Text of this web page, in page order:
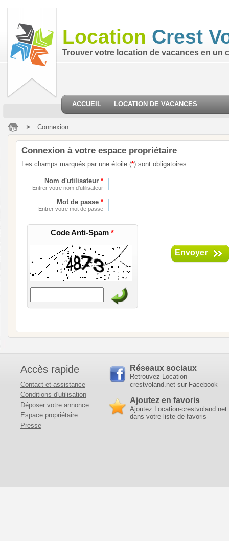
Location Crest
Trouver votre location de vacances en un
ACCUEIL LOCATION DE VACANCES
Connexion
Connexion à votre espace propriétaire
Les champs marqués par une étoile (*) sont obligatoires.
Nom d'utilisateur *
Entrer votre nom d'utilisateur
Mot de passe *
Entrer votre mot de passe
Code Anti-Spam *
Envoyer
Accès rapide
Contact et assistance
Conditions d'utilisation
Déposer votre annonce
Espace propriétaire
Presse
Réseaux sociaux
Retrouvez Location-
crestvoland.net sur Facebook
Ajoutez en favoris
Ajoutez Location-crestvoland.net
dans votre liste de favoris